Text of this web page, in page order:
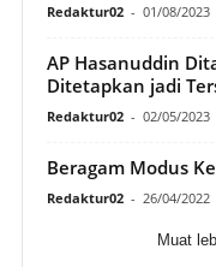
Redaktur02 - 01/08/2023
AP Hasanuddin
Ditetapkan jadi
Redaktur02 - 02/05/2023
Beragam Modus
Redaktur02 - 26/04/2022
Muat